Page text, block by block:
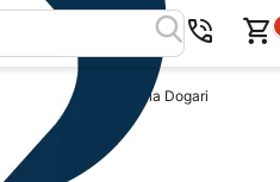
Judetul Arges Mobila Dogari